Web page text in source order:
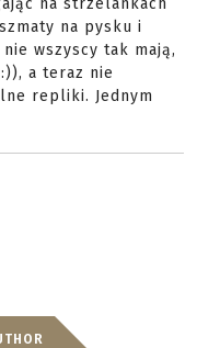
na strzelankach
na pysku i
wszyscy tak mają,
a teraz nie
repliki. Jednym